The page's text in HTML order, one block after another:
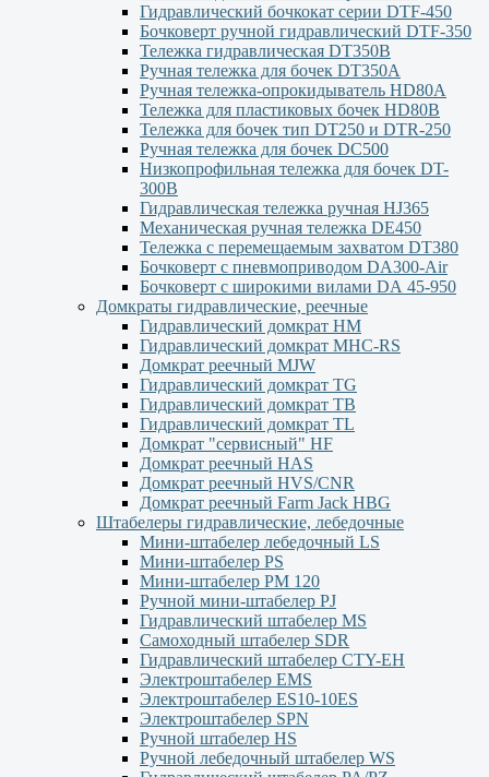
Гидравлический бочкокат серии DTF-450
Бочковерт ручной гидравлический DTF-350
Тележка гидравлическая DT350B
Ручная тележка для бочек DT350A
Ручная тележка-опрокидыватель HD80A
Тележка для пластиковых бочек HD80B
Тележка для бочек тип DT250 и DTR-250
Ручная тележка для бочек DC500
Низкопрофильная тележка для бочек DT-
300В
Гидравлическая тележка ручная HJ365
Механическая ручная тележка DE450
Тележка с перемещаемым захватом DT380
Бочковерт с пневмоприводом DA300-Air
Бочковерт с широкими вилами DА 45-950
Домкраты гидравлические, реечные
Гидравлический домкрат НМ
Гидравлический домкрат MHC-RS
Домкрат реечный MJW
Гидравлический домкрат TG
Гидравлический домкрат ТВ
Гидравлический домкрат TL
Домкрат "сервисный" НF
Домкрат реечный HAS
Домкрат реечный HVS/CNR
Домкрат реечный Farm Jack HBG
Штабелеры гидравлические, лебедочные
Мини-штабелер лебедочный LS
Мини-штабелер PS
Мини-штабелер РМ 120
Ручной мини-штабелер PJ
Гидравлический штабелер MS
Самоходный штабелер SDR
Гидравлический штабелер CTY-EH
Электроштабелер EMS
Электроштабелер ES10-10ES
Электроштабелер SPN
Ручной штабелер HS
Ручной лебедочный штабелер WS